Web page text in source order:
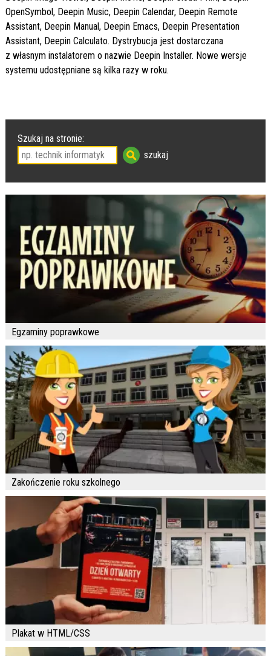
OpenSymbol, Deepin Music, Deepin Calendar, Deepin Remote
Assistant, Deepin Manual, Deepin Emacs, Deepin Presentation
Assistant, Deepin Calculato. Dystrybucja jest dostarczana
z własnym instalatorem o nazwie Deepin Installer. Nowe wersje
systemu udostępniane są kilka razy w roku.
Szukaj na stronie:
Egzaminy poprawkowe
Zakończenie roku szkolnego
Plakat w HTML/CSS